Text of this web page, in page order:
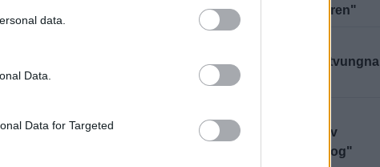
data.
Data.
Data for Targeted
sticker inte ut under sommaren"
"Det fanns inga alternativ – tvungna
att sälja"
Ridklubben polisanmäld – av
medlemmarna: "Vi har fått nog"